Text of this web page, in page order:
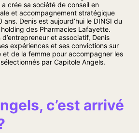
a crée sa société de conseil en
et accompagnement stratégique
Denis est aujourd’hui le DINSI du
des Pharmacies Lafayette.
d’entrepreneur et associatif, Denis
expériences et ses convictions sur
et de la femme pour accompagner les
par Capitole Angels.
c’est arrivé